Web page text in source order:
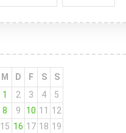
M D F S
S
1
2 3 4
5
8 9 10 11
12
15 16 17 18 19